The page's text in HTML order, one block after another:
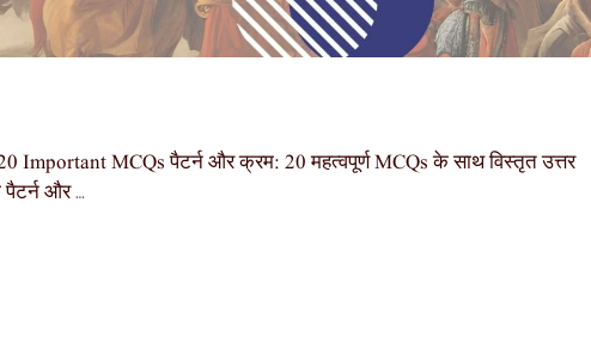
Important MCQs पैटर्न और क्रम: 20 महत्वपूर्ण MCQs के साथ विस्तृत उत्तर
और …